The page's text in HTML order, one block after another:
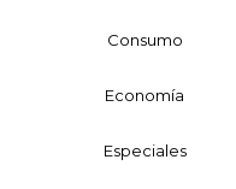
Consumo
Economía
Especiales